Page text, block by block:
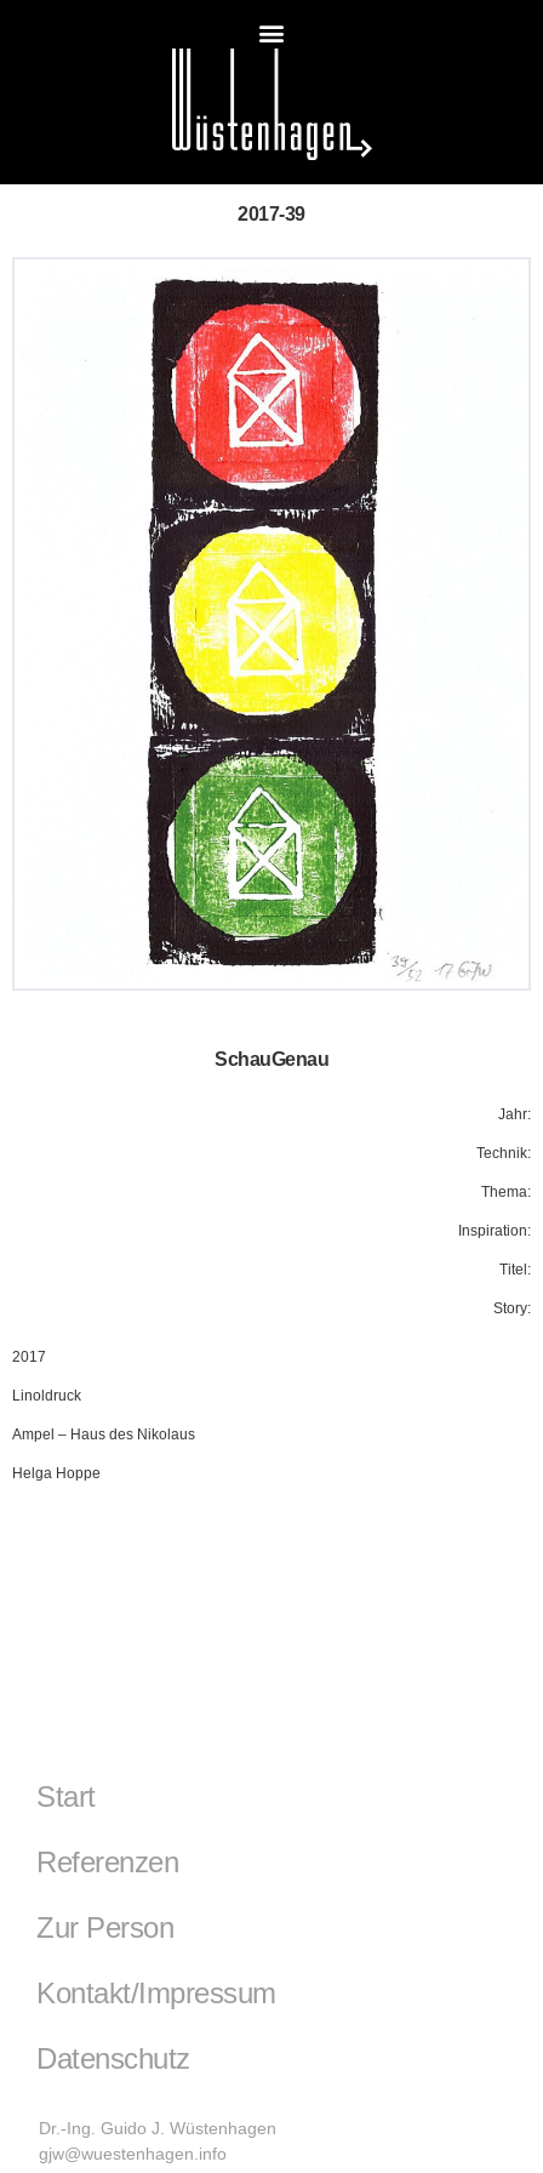
2017-39
SchauGenau
Jahr:
Technik:
Thema:
Inspiration:
Titel:
Story:
2017
Linoldruck
Ampel – Haus des Nikolaus
Helga Hoppe
Start
Referenzen
Zur Person
Kontakt/Impressum
Datenschutz
Dr.-Ing. Guido J. Wüstenhagen
gjw@wuestenhagen.info